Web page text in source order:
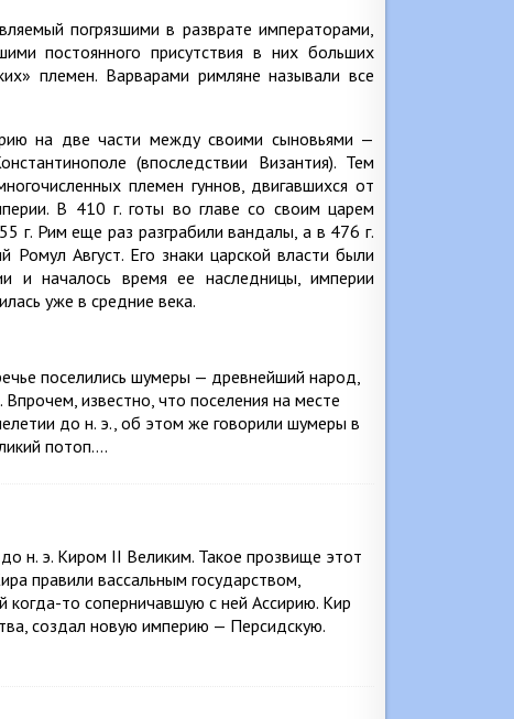
погрязшими в разврате императорами,
постоянного присутствия в них больших
племен. Варварами римляне называли все
на две части между своими сыновьями —
(впоследствии Византия). Тем
племен гуннов, двигавшихся от
В 410 г. готы во главе со своим царем
г. Рим еще раз разграбили вандалы, а в 476 г.
Август. Его знаки царской власти были
и началось время ее наследницы, империи
уже в средние века.
поселились шумеры — древнейший народ,
известно, что поселения на месте
до н. э., об этом же говорили шумеры в
потоп….
н. э. Киром II Великим. Такое прозвище этот
правили вассальным государством,
то соперничавшую с ней Ассирию. Кир
создал новую империю — Персидскую.